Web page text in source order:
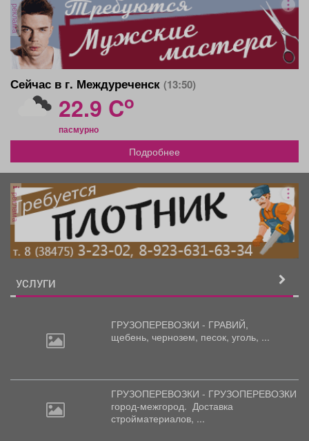
реклама
Сейчас в г. Междуреченск (13:50)
22.9 Co
пасмурно
Подробнее
реклама
УСЛУГИ
ГРУЗОПЕРЕВОЗКИ - ГРАВИЙ,
щебень, чернозем, песок, уголь, ...
ГРУЗОПЕРЕВОЗКИ - ГРУЗОПЕРЕВОЗКИ
город-межгород. Доставка
стройматериалов, ...